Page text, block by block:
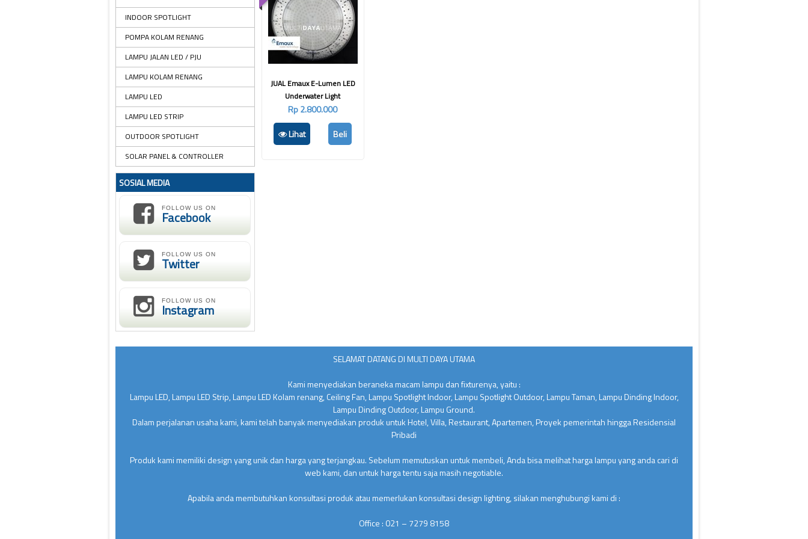
JUAL Emaux E-Lumen LED
Underwater Light
Rp 2.800.000
Lihat
Beli
INDOOR SPOTLIGHT
POMPA KOLAM RENANG
LAMPU JALAN LED / PJU
LAMPU KOLAM RENANG
LAMPU LED
LAMPU LED STRIP
OUTDOOR SPOTLIGHT
SOLAR PANEL & CONTROLLER
SOSIAL MEDIA
FOLLOW US ON
Facebook
FOLLOW US ON
Twitter
FOLLOW US ON
Instagram
SELAMAT DATANG DI MULTI DAYA UTAMA
Kami menyediakan beraneka macam lampu dan fixturenya, yaitu :
Lampu LED, Lampu LED Strip, Lampu LED Kolam renang, Ceiling Fan, Lampu Spotlight Indoor, Lampu Spotlight Outdoor, Lampu Taman, Lampu Dinding Indoor,
Lampu Dinding Outdoor, Lampu Ground.
Dalam perjalanan usaha kami, kami telah banyak menyediakan produk untuk Hotel, Villa, Restaurant, Apartemen, Proyek pemerintah hingga Residensial
Pribadi
Produk kami memiliki design yang unik dan harga yang terjangkau. Sebelum memutuskan untuk membeli, Anda bisa melihat harga lampu yang anda cari di
web kami, dan untuk harga tentu saja masih negotiable.
Apabila anda membutuhkan konsultasi produk atau memerlukan konsultasi design lighting, silakan menghubungi kami di :
Office : 021 – 7279 8158